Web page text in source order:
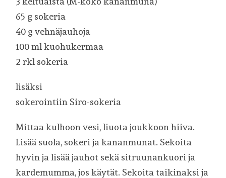
65 g sokeria
40 g vehnäjauhoja
100 ml kuohukermaa
2 rkl sokeria
lisäksi
sokerointiin Siro-sokeria
Mittaa kulhoon vesi, liuota joukkoon hiiva.
Lisää suola, sokeri ja kananmunat. Sekoita
hyvin ja lisää jauhot sekä sitruunankuori ja
kardemumma, jos käytät. Sekoita taikinaksi ja